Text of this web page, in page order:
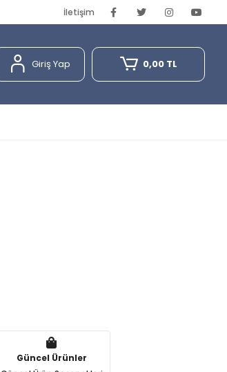
İletişim
Giriş Yap 0,00 TL
Güncel Ürünler